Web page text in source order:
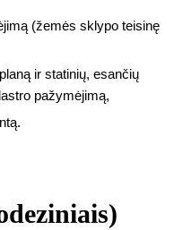
(žemės sklypo teisinę
ir statinių, esančių
pažymėjimą,